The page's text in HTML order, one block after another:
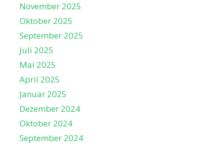
November 2025
Oktober 2025
September 2025
Juli 2025
Mai 2025
April 2025
Januar 2025
Dezember 2024
Oktober 2024
September 2024